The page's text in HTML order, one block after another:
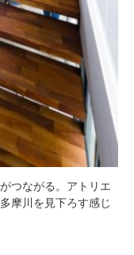
つながる。アトリエ
摩川を見下ろす感じ